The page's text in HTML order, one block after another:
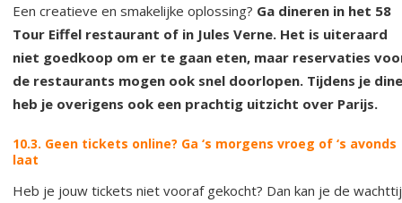
Een creatieve en smakelijke oplossing? Ga dineren in het 58
Tour Eiffel restaurant of in Jules Verne. Het is uiteraard
niet goedkoop om er te gaan eten, maar reservaties
de restaurants mogen ook snel doorlopen. Tijdens je
heb je overigens ook een prachtig uitzicht over Parijs.
10.3. Geen tickets online? Ga ‘s morgens vroeg of ‘s avonds
laat
Heb je jouw tickets niet vooraf gekocht? Dan kan je de